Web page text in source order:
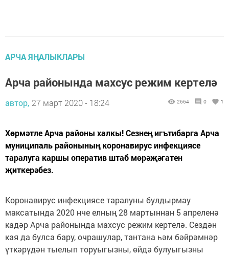
АРЧА ЯҢАЛЫКЛАРЫ
Арча районында махсус режим кертелә
автор, 27 март 2020 - 18:24 2664 0 1
Хөрмәтле Арча районы халкы! Сезнең игътибарга Арча
муниципаль районының коронавирус инфекциясе
таралуга каршы оператив штаб мөрәҗәгатен
җиткерәбез.
Коронавирус инфекциясе таралуны булдырмау
максатында 2020 нче елның 28 мартыннан 5 апреленә
кадәр Арча районында махсус режим кертелә. Сездән
кая да булса бару, очрашулар, тантана һәм бәйрәмнәр
үткәрүдән тыелып торуыгызны, өйдә булуыгызны